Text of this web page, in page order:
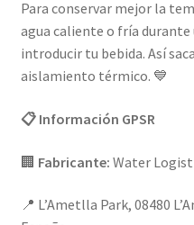
Para conservar mejor la
agua caliente o fría
introducir tu bebida. Así
aislamiento térmico. 💙
📋 Información GPSR
🏢 Fabricante: Water
📍 L’Ametlla Park, 08480